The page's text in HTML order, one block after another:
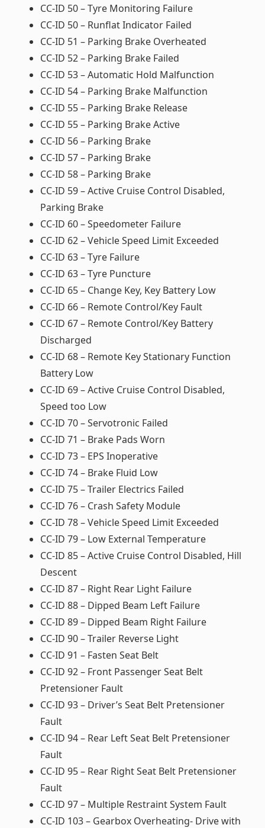
CC-ID 50 – Tyre Monitoring Failure
CC-ID 50 – Runflat Indicator Failed
CC-ID 51 – Parking Brake Overheated
CC-ID 52 – Parking Brake Failed
CC-ID 53 – Automatic Hold Malfunction
CC-ID 54 – Parking Brake Malfunction
CC-ID 55 – Parking Brake Release
CC-ID 55 – Parking Brake Active
CC-ID 56 – Parking Brake
CC-ID 57 – Parking Brake
CC-ID 58 – Parking Brake
CC-ID 59 – Active Cruise Control Disabled,
Parking Brake
CC-ID 60 – Speedometer Failure
CC-ID 62 – Vehicle Speed Limit Exceeded
CC-ID 63 – Tyre Failure
CC-ID 63 – Tyre Puncture
CC-ID 65 – Change Key, Key Battery Low
CC-ID 66 – Remote Control/Key Fault
CC-ID 67 – Remote Control/Key Battery
Discharged
CC-ID 68 – Remote Key Stationary Function
Battery Low
CC-ID 69 – Active Cruise Control Disabled,
Speed too Low
CC-ID 70 – Servotronic Failed
CC-ID 71 – Brake Pads Worn
CC-ID 73 – EPS Inoperative
CC-ID 74 – Brake Fluid Low
CC-ID 75 – Trailer Electrics Failed
CC-ID 76 – Crash Safety Module
CC-ID 78 – Vehicle Speed Limit Exceeded
CC-ID 79 – Low External Temperature
CC-ID 85 – Active Cruise Control Disabled, Hill
Descent
CC-ID 87 – Right Rear Light Failure
CC-ID 88 – Dipped Beam Left Failure
CC-ID 89 – Dipped Beam Right Failure
CC-ID 90 – Trailer Reverse Light
CC-ID 91 – Fasten Seat Belt
CC-ID 92 – Front Passenger Seat Belt
Pretensioner Fault
CC-ID 93 – Driver’s Seat Belt Pretensioner
Fault
CC-ID 94 – Rear Left Seat Belt Pretensioner
Fault
CC-ID 95 – Rear Right Seat Belt Pretensioner
Fault
CC-ID 97 – Multiple Restraint System Fault
CC-ID 103 – Gearbox Overheating- Drive with